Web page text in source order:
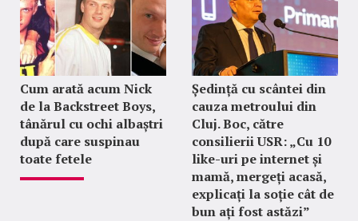
Cum arată acum Nick
de la Backstreet Boys,
tânărul cu ochi albaștri
după care suspinau
toate fetele
Ședință cu scântei din
cauza metroului din
Cluj. Boc, către
consilierii USR: „Cu 10
like-uri pe internet și
mamă, mergeți acasă,
explicați la soție cât de
bun ați fost astăzi”